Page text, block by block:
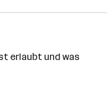
erlaubt und was